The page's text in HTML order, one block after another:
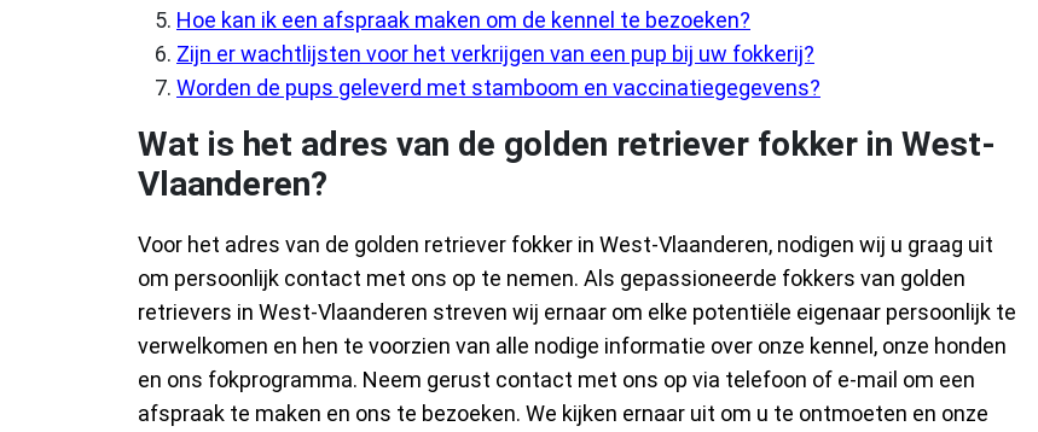
Hoe kan ik een afspraak maken om de kennel te bezoeken?
Zijn er wachtlijsten voor het verkrijgen van een pup bij uw fokkerij?
Worden de pups geleverd met stamboom en vaccinatiegegevens?
Wat is het adres van de golden retriever fokker in West-
Vlaanderen?
Voor het adres van de golden retriever fokker in West-Vlaanderen, nodigen wij u graag uit
om persoonlijk contact met ons op te nemen. Als gepassioneerde fokkers van golden
retrievers in West-Vlaanderen streven wij ernaar om elke potentiële eigenaar persoonlijk te
verwelkomen en hen te voorzien van alle nodige informatie over onze kennel, onze honden
en ons fokprogramma. Neem gerust contact met ons op via telefoon of e-mail om een
afspraak te maken en ons te bezoeken. We kijken ernaar uit om u te ontmoeten en onze